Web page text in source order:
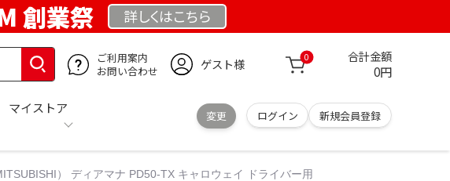
創業祭 詳しくはこちら
ご利用案内
お問い合わせ
ゲスト様 0 合計金額
0円
マイストア
変更 ログイン 新規会員登録
） ディアマナ PD50-TX キャロウェイ ドライバー用